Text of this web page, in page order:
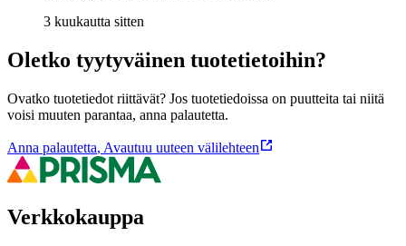
3 kuukautta sitten
Oletko tyytyväinen tuotetietoihin?
Ovatko tuotetiedot riittävät? Jos tuotetiedoissa on puutteita tai niitä
voisi muuten parantaa, anna palautetta.
Anna palautetta, Avautuu uuteen välilehteen
Verkkokauppa